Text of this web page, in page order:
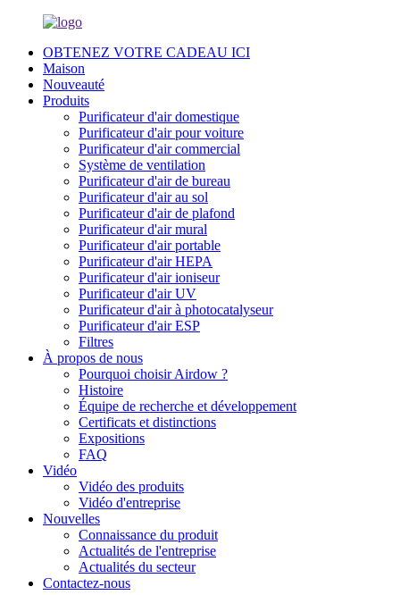
OBTENEZ VOTRE CADEAU ICI
Maison
Nouveauté
Produits
Purificateur d'air domestique
Purificateur d'air pour voiture
Purificateur d'air commercial
Système de ventilation
Purificateur d'air de bureau
Purificateur d'air au sol
Purificateur d'air de plafond
Purificateur d'air mural
Purificateur d'air portable
Purificateur d'air HEPA
Purificateur d'air ioniseur
Purificateur d'air UV
Purificateur d'air à photocatalyseur
Purificateur d'air ESP
Filtres
À propos de nous
Pourquoi choisir Airdow ?
Histoire
Équipe de recherche et développement
Certificats et distinctions
Expositions
FAQ
Vidéo
Vidéo des produits
Vidéo d'entreprise
Nouvelles
Connaissance du produit
Actualités de l'entreprise
Actualités du secteur
Contactez-nous